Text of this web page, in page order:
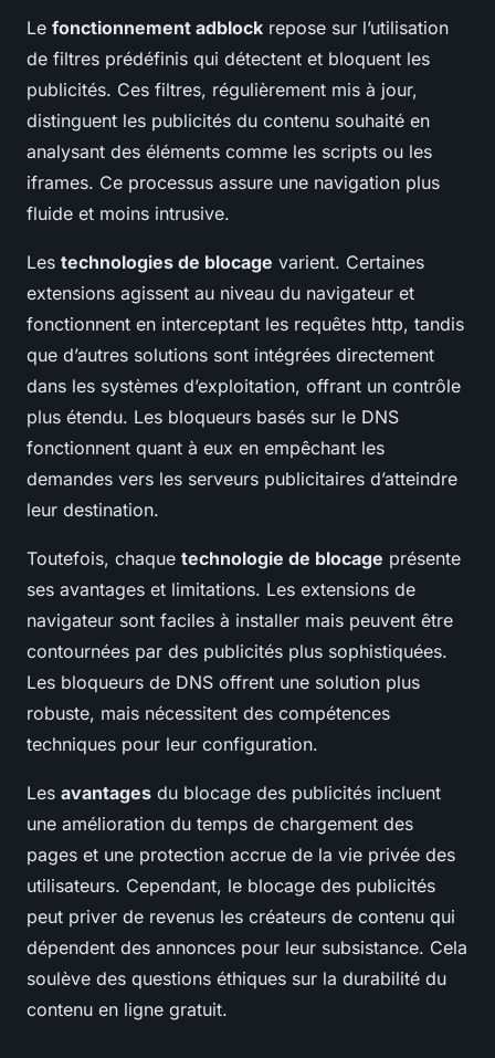
Le fonctionnement adblock repose sur l’utilisation
de filtres prédéfinis qui détectent et bloquent les
publicités. Ces filtres, régulièrement mis à jour,
distinguent les publicités du contenu souhaité en
analysant des éléments comme les scripts ou les
iframes. Ce processus assure une navigation plus
fluide et moins intrusive.
Les technologies de blocage varient. Certaines
extensions agissent au niveau du navigateur et
fonctionnent en interceptant les requêtes http, tandis
que d’autres solutions sont intégrées directement
dans les systèmes d’exploitation, offrant un contrôle
plus étendu. Les bloqueurs basés sur le DNS
fonctionnent quant à eux en empêchant les
demandes vers les serveurs publicitaires d’atteindre
leur destination.
Toutefois, chaque technologie de blocage présente
ses avantages et limitations. Les extensions de
navigateur sont faciles à installer mais peuvent être
contournées par des publicités plus sophistiquées.
Les bloqueurs de DNS offrent une solution plus
robuste, mais nécessitent des compétences
techniques pour leur configuration.
Les avantages du blocage des publicités incluent
une amélioration du temps de chargement des
pages et une protection accrue de la vie privée des
utilisateurs. Cependant, le blocage des publicités
peut priver de revenus les créateurs de contenu qui
dépendent des annonces pour leur subsistance. Cela
soulève des questions éthiques sur la durabilité du
contenu en ligne gratuit.